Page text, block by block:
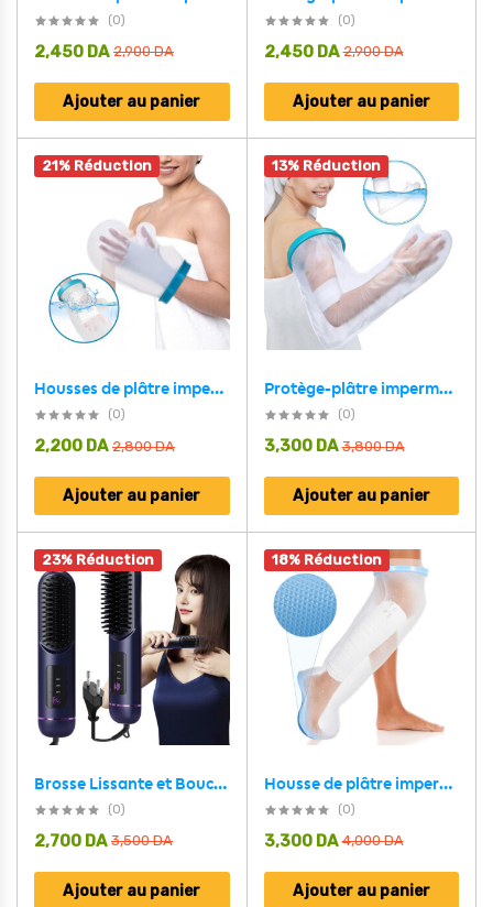
(0)
2,900DA
2,450 DA
Ajouter au panier
(0)
2,900DA
2,450 DA
Ajouter au panier
21% Réduction
Housses de plâtre imperméables protège-poignet pour la douche et le bain – غطاء عازل للمياه لليد المكسولة
(0)
2,800DA
2,200 DA
Ajouter au panier
13% Réduction
Protège-plâtre imperméable bras complet pour pour adulte – غطاء عازل للمياه لليد المكسولة
(0)
3,800DA
3,300 DA
Ajouter au panier
23% Réduction
Brosse Lissante et Bouclante Électrique YX-228 – فرشاة تسريح الشعر
(0)
3,500DA
2,700 DA
Ajouter au panier
18% Réduction
Housse de plâtre imperméable pour la douche, protection pour jambe adulte – غطاء عازل للمياه للرجل المكسورة كاملة
(0)
4,000DA
3,300 DA
Ajouter au panier